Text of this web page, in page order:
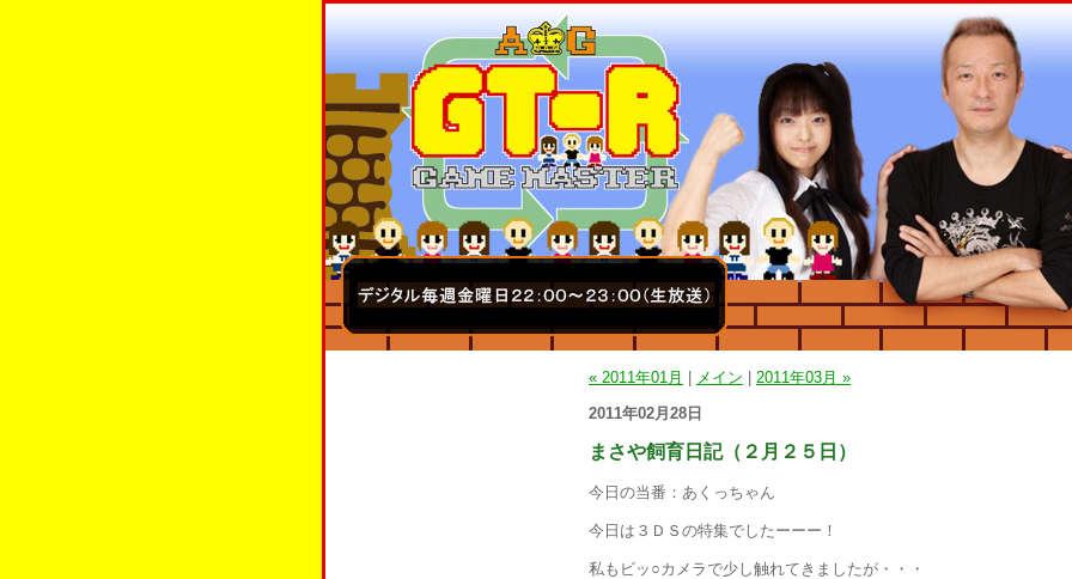
« 2011年01月 メイン
2011年03月 »
2011年02月28日
まさや飼育日記（２月２５日）
今日の当番：あくっちゃん
今日は３ＤＳの特集でしたーーー！
私もビッ○カメラで少し触れてきましたが・・・